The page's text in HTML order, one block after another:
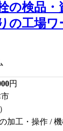
の検品・
りの工場
円
加工・操作 /